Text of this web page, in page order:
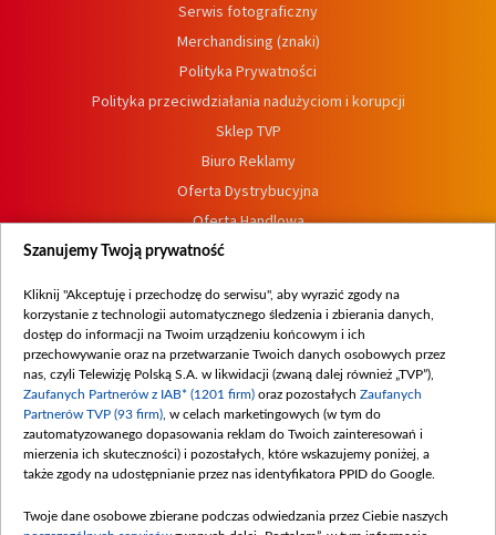
Serwis fotograficzny
Merchandising (znaki)
Polityka Prywatności
Polityka przeciwdziałania nadużyciom i korupcji
Sklep TVP
Biuro Reklamy
Oferta Dystrybucyjna
Oferta Handlowa
Dostępność
Procedura zgłoszeń wewnętrznych
Szanujemy Twoją prywatność
Kliknij "Akceptuję i przechodzę do serwisu", aby wyrazić zgody na
korzystanie z technologii automatycznego śledzenia i zbierania danych,
dostęp do informacji na Twoim urządzeniu końcowym i ich
przechowywanie oraz na przetwarzanie Twoich danych osobowych przez
nas, czyli Telewizję Polską S.A. w likwidacji (zwaną dalej również „TVP”),
Zaufanych Partnerów z IAB* (1201 firm) oraz pozostałych Zaufanych
Partnerów TVP (93 firm) , w celach marketingowych (w tym do
zautomatyzowanego dopasowania reklam do Twoich zainteresowań i
mierzenia ich skuteczności) i pozostałych, które wskazujemy poniżej, a
także zgody na udostępnianie przez nas identyfikatora PPID do Google.
Twoje dane osobowe zbierane podczas odwiedzania przez Ciebie naszych